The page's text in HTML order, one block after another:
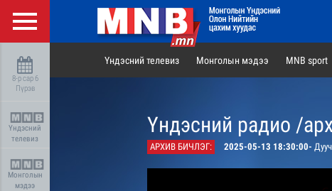
8-р сар 6
Пүрэв
Үндэсний
телевиз
Монголын
мэдээ
Үндэсний телевиз Монголын мэдээ MNB sport
Үндэсний радио /
АРХИВ БИЧЛЭГ: 2025-05-13 18:30:00-